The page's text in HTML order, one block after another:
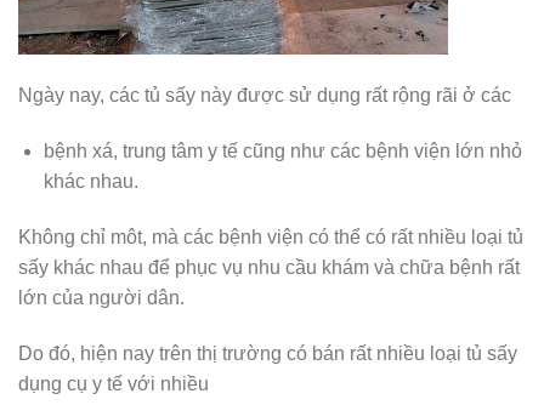
Ngày nay, các tủ sấy này được sử dụng rất rộng rãi ở các
bệnh xá, trung tâm y tế cũng như các bệnh viện lớn nhỏ
khác nhau.
Không chỉ môt, mà các bệnh viện có thể có rất nhiều loại tủ
sấy khác nhau để phục vụ nhu cầu khám và chữa bệnh rất
lớn của người dân.
Do đó, hiện nay trên thị trường có bán rất nhiều loại tủ sấy
dụng cụ y tế với nhiều